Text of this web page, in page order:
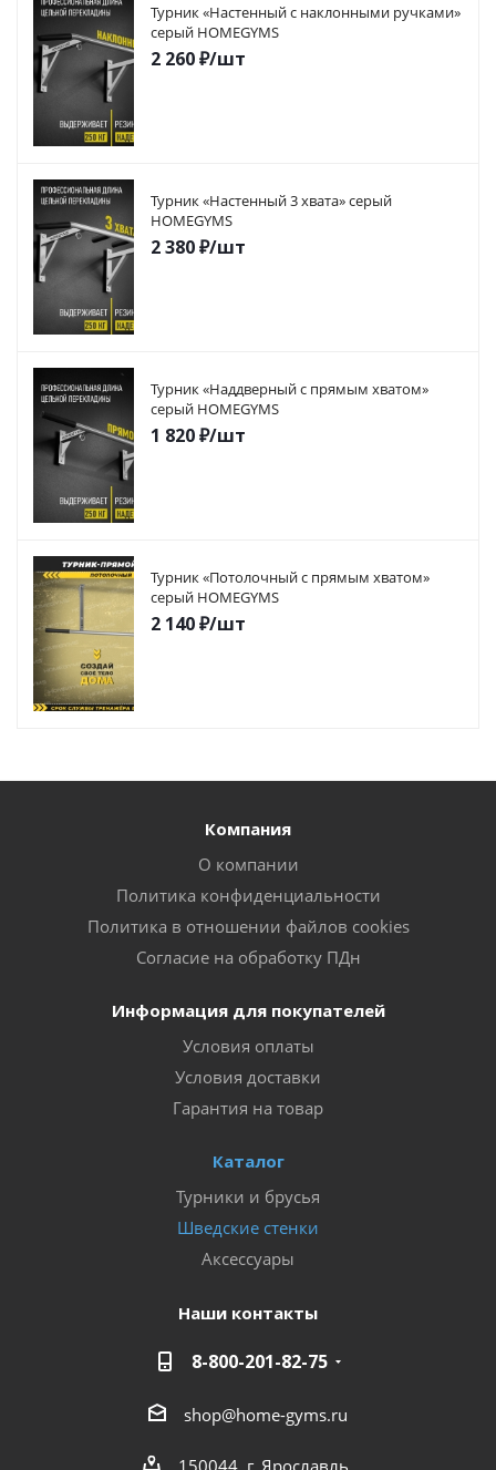
Турник «Настенный с наклонными ручками»
серый HOMEGYMS
2 260₽/шт
Турник «Настенный 3 хвата» серый
HOMEGYMS
2 380₽/шт
Турник «Наддверный с прямым хватом»
серый HOMEGYMS
1 820₽/шт
Турник «Потолочный с прямым хватом»
серый HOMEGYMS
2 140₽/шт
Компания
О компании
Политика конфиденциальности
Политика в отношении файлов cookies
Согласие на обработку ПДн
Информация для покупателей
Условия оплаты
Условия доставки
Гарантия на товар
Каталог
Турники и брусья
Шведские стенки
Аксессуары
Наши контакты
8-800-201-82-75
shop@home-gyms.ru
150044, г. Ярославль,